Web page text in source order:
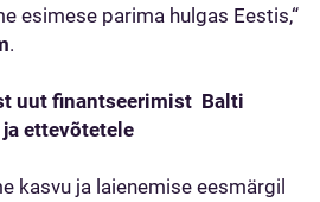
esimese parima hulgas Eestis,“
.
uut finantseerimist Balti
ettevõtetele
kasvu ja laienemise eesmärgil